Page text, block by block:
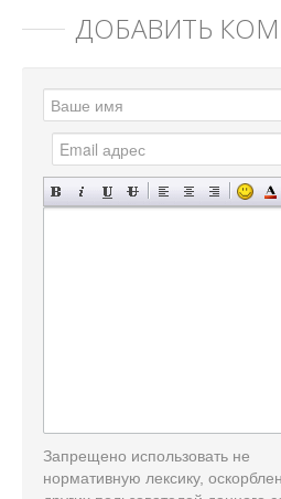
ДОБАВИТЬ
Запрещено использовать не
нормативную лексику,